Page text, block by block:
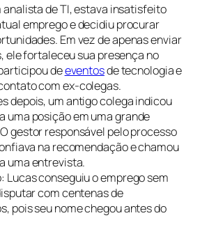
analista de TI, estava insatisfeito
emprego e decidiu procurar
Em vez de apenas enviar
ele fortaleceu sua presença no
deeventosde tecnologia e
com ex-colegas.
depois, um antigo colega indicou
uma posição em uma grande
gestor responsável pelo processo
na recomendação e chamou
uma entrevista.
Lucas conseguiu o emprego sem
com centenas de
pois seu nome chegou antes do